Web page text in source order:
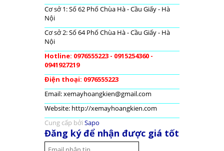
Cơ sở 1: Số 62 Phố Chùa Hà - Cầu Giấy - Hà
Nội
Cơ sở 2: Số 64 Phố Chùa Hà - Cầu Giấy - Hà
Nội
Hotline: 0976555223 - 0915254360 -
0941927219
Điện thoại: 0976555223
Email: xemayhoangkien@gmail.com
Website: http://xemayhoangkien.com
Cung cấp bởi Sapo
Đăng ký để nhận được giá tốt